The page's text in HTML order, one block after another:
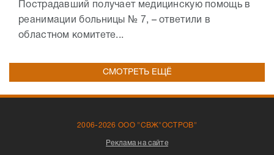
Пострадавший получает медицинскую помощь в
реанимации больницы № 7, – ответили в
областном комитете...
СМОТРЕТЬ ЕЩЁ
2006-2026 ООО "СВЖ"ОСТРОВ"
Реклама на сайте